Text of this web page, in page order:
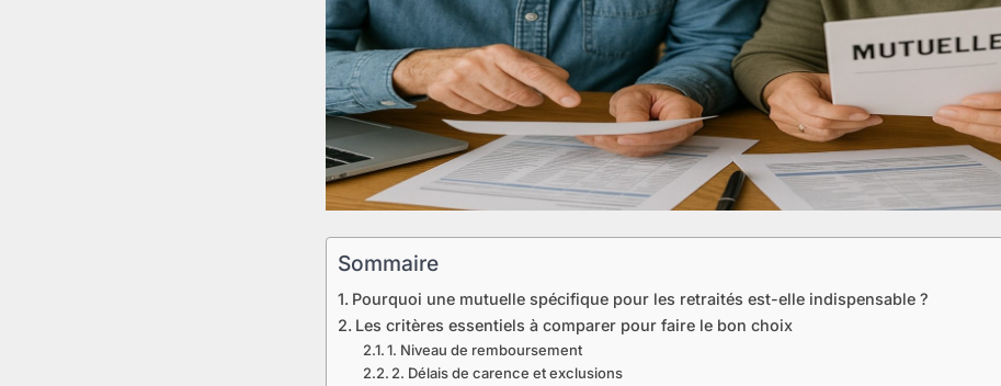
Sommaire
Pourquoi une mutuelle spécifique pour les retraités est-elle indispensable ?
Les critères essentiels à comparer pour faire le bon choix
1. Niveau de remboursement
2. Délais de carence et exclusions